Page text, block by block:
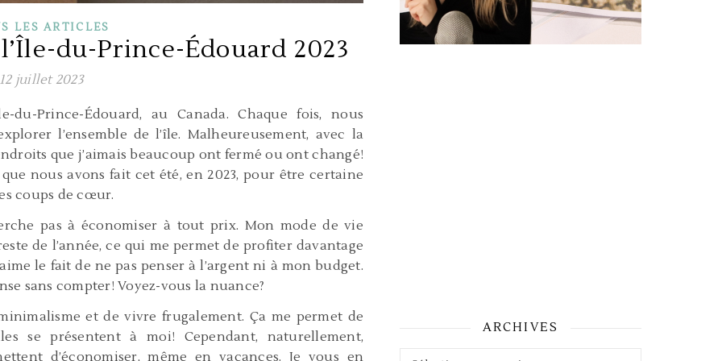
LES ARTICLES
du-Prince-Édouard 2023
12 juillet 2023
Prince-Édouard, au Canada. Chaque fois, nous
l’ensemble de l’île. Malheureusement, avec la
que j’aimais beaucoup ont fermé ou ont changé!
nous avons fait cet été, en 2023, pour être certaine
coups de cœur.
pas à économiser à tout prix. Mon mode de vie
de l’année, ce qui me permet de profiter davantage
le fait de ne pas penser à l’argent ni à mon budget.
sans compter! Voyez-vous la nuance?
et de vivre frugalement. Ça me permet de
se présentent à moi! Cependant, naturellement,
d’économiser, même en vacances. Je vous en
ARCHIVES